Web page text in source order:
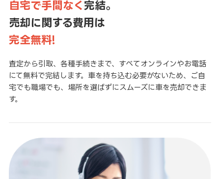
自宅で手間なく 完結。
売却に関する費用は
完全無料!
査定から引取、各種手続きまで、すべてオンラインやお電話
にて無料で完結します。車を持ち込む必要がないため、ご自
宅でも職場でも、場所を選ばずにスムーズに車を売却できま
す。